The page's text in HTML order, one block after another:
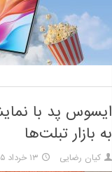
به بازار تبلت‌ها
کیان رضایی ۱۳ خرداد ۱۴۰۵ ساعت ۰۹:۵۵